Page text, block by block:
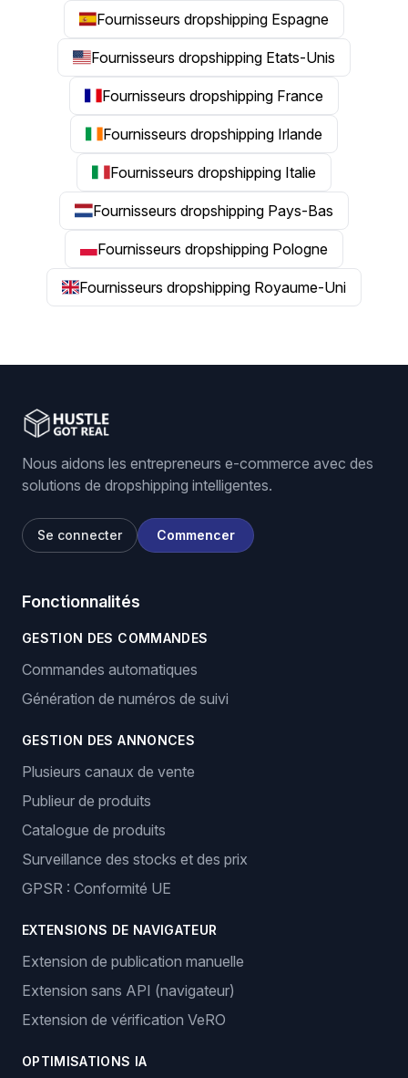
Fournisseurs dropshipping Espagne
Fournisseurs dropshipping Etats-Unis
Fournisseurs dropshipping France
Fournisseurs dropshipping Irlande
Fournisseurs dropshipping Italie
Fournisseurs dropshipping Pays-Bas
Fournisseurs dropshipping Pologne
Fournisseurs dropshipping Royaume-Uni
Nous aidons les entrepreneurs e-commerce avec des
solutions de dropshipping intelligentes.
Se connecter Commencer
Fonctionnalités
GESTION DES COMMANDES
Commandes automatiques
Génération de numéros de suivi
GESTION DES ANNONCES
Plusieurs canaux de vente
Publieur de produits
Catalogue de produits
Surveillance des stocks et des prix
GPSR : Conformité UE
EXTENSIONS DE NAVIGATEUR
Extension de publication manuelle
Extension sans API (navigateur)
Extension de vérification VeRO
OPTIMISATIONS IA